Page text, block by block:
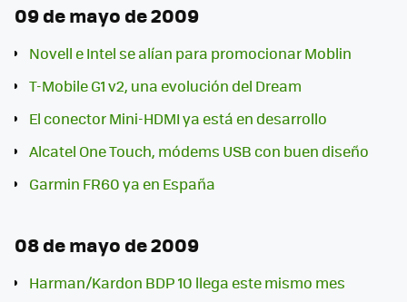
09 de mayo de 2009
Novell e Intel se alían para promocionar Moblin
T-Mobile G1 v2, una evolución del Dream
El conector Mini-HDMI ya está en desarrollo
Alcatel One Touch, módems USB con buen diseño
Garmin FR60 ya en España
08 de mayo de 2009
Harman/Kardon BDP 10 llega este mismo mes